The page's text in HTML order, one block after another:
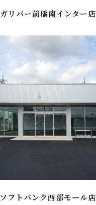
ガリバー前橋南インター店
ソフトバンク西部モール店